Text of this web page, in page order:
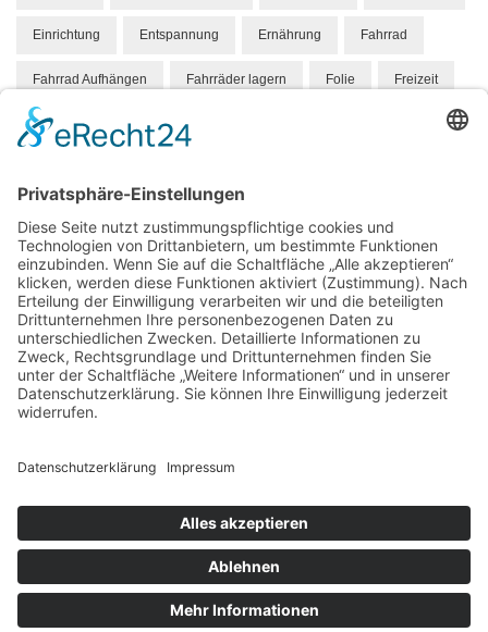
Einrichtung Entspannung Ernährung Fahrrad
Fahrrad Aufhängen Fahrräder lagern Folie Freizeit
Gesundheit Hund
Medizin Mode Möbel Orthopädisch
Personalisieren Pflege Produkt Roboter
Schuhe Skandinavien Sport Stahl
Staubsauger Trampolin Umzug Verpackung
Blossom Mommy Blog | Entwickelt von